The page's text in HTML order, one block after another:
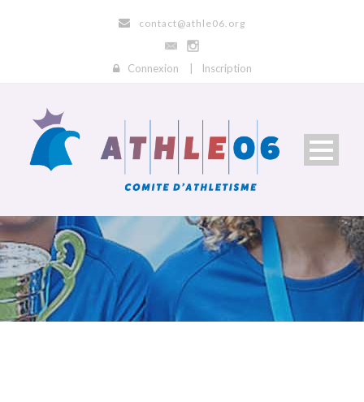
contact@athle06.org
Connexion Inscription